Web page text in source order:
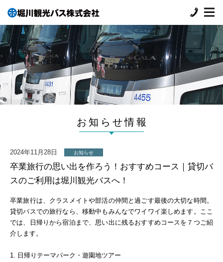
お知らせ情報
2024年11月28日 お知らせ
卒業旅行の思い出を作ろう！おすすめコース｜貸切バ
スのご利用は堀川観光バスへ！
卒業旅行は、クラスメイトや部活の仲間と過ごす最後の大切な時間。
貸切バスでの旅行なら、移動中もみんなでワイワイ楽しめます。ここ
では、日帰りから宿泊まで、思い出に残るおすすめコースを７つご紹
介します。
1. 日帰りテーマパーク・遊園地ツアー